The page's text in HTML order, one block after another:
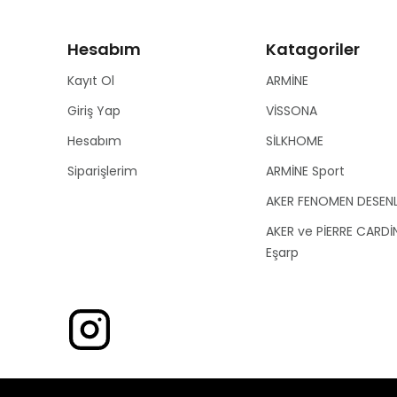
Hesabım
Kayıt Ol
Giriş Yap
Hesabım
Siparişlerim
Katagoriler
ARMİNE
VİSSONA
SİLKHOME
ARMİNE Sport
AKER FENOMEN
AKER ve PİERRE
Eşarp